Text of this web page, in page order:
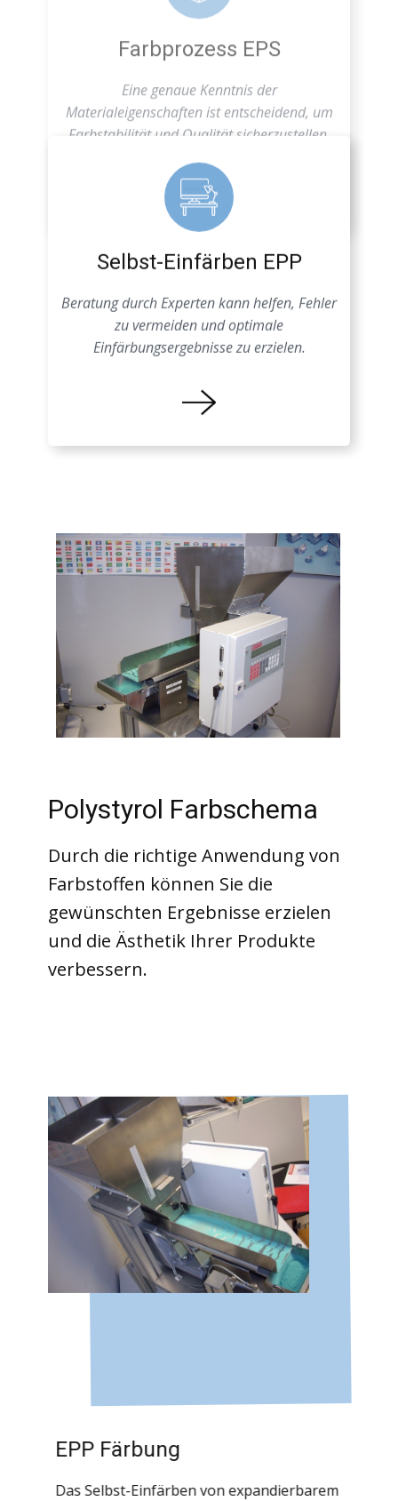
Farbstabilität und Qualität sicherzustellen.
Selbst-Einfärben EPP
Beratung durch Experten kann helfen, Fehler
zu vermeiden und optimale
Einfärbungsergebnisse zu erzielen.
Polystyrol Farbschema
Durch die richtige Anwendung von
Farbstoffen können Sie die
gewünschten Ergebnisse erzielen
und die Ästhetik Ihrer Produkte
verbessern.
EPP Färbung
Das Selbst-Einfärben von expandierbarem